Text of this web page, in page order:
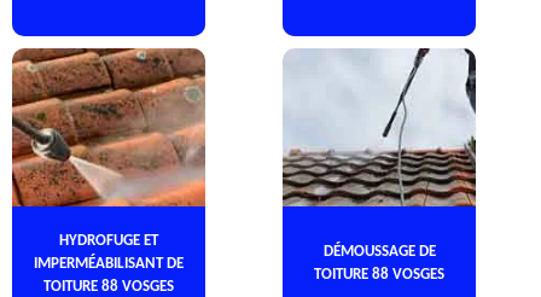
HYDROFUGE ET
IMPERMÉABILISANT DE
TOITURE 88 VOSGES
DÉMOUSSAGE DE
TOITURE 88 VOSGES